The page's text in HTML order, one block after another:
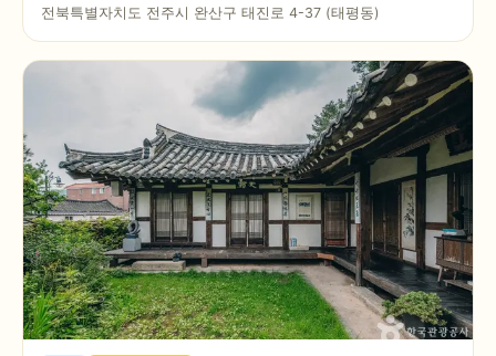
전북특별자치도 전주시 완산구 태진로 4-37 (태평동)